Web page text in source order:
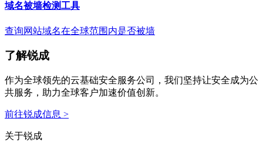
域名被墙检测工具
查询网站域名在全球范围内是否被墙
了解锐成
作为全球领先的云基础安全服务公司，我们坚持让安全成为公
共服务，助力全球客户加速价值创新。
前往锐成信息 >
关于锐成